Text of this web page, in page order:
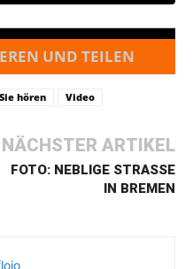
UND TEILEN
hören Video
NÄCHSTER ARTIKEL
FOTO: NEBLIGE STRASSE I
N BREMEN